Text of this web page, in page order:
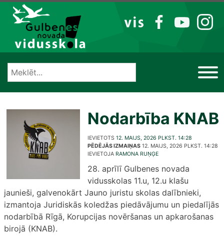
Izlaist
VIS
FB YT IG
Nodarbība KNAB
IEVIETOTS 12. MAIJS, 2026 PLKST. 14:28
PĒDĒJĀS IZMAIŅAS 12. MAIJS, 2026 PLKST. 14:28
IEVIETOJA RAMONA RUŅĢE
28. aprīlī Gulbenes novada
vidusskolas 11.u, 12.u klašu
jaunieši, galvenokārt Jauno juristu skolas dalībnieki,
izmantoja Juridiskās koledžas piedāvājumu un piedalījās
nodarbībā Rīgā, Korupcijas novēršanas un apkarošanas
birojā (KNAB).